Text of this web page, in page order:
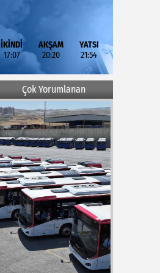
İKİNDİ
17:07
AKŞAM
20:20
YATSI
21:54
Çok Yorumlanan